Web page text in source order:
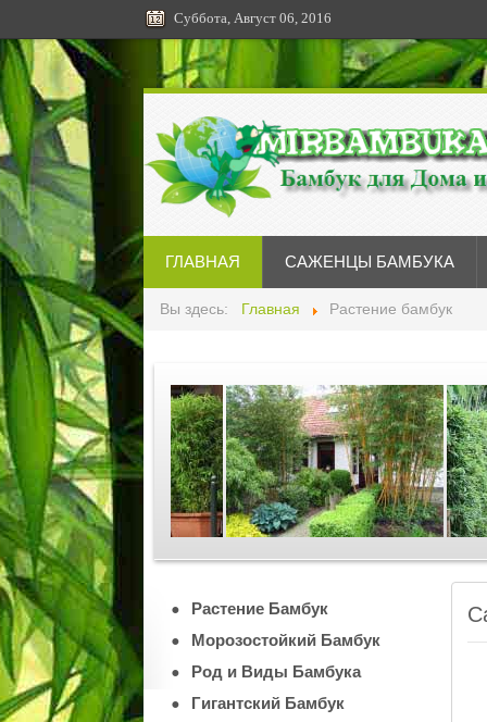
Суббота, Август 06, 2016
ГЛАВНАЯ САЖЕНЦЫ БАМБУКА
Вы здесь: Главная Растение бамбук
Растение Бамбук
Морозостойкий Бамбук
Род и Виды Бамбука
Гигантский Бамбук